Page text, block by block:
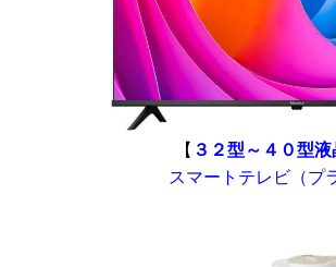
【 ３２型～４０型
スマートテレビ（プ